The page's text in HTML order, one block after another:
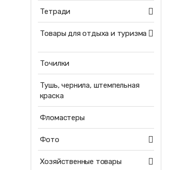
Тетради
Товары для отдыха и туризма
Точилки
Тушь, чернила, штемпельная
краска
Фломастеры
Фото
Хозяйственные товары